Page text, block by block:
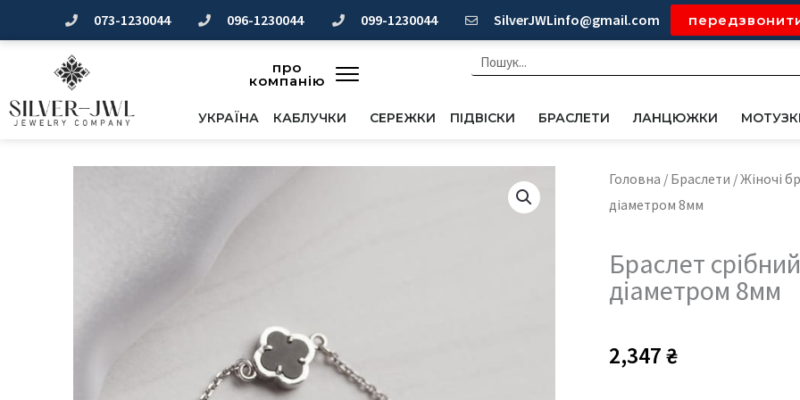
до
073-1230044 096-1230044 099-1230044 SilverJWLinfo@gmail.com
про
компанію
Пошук
УКРАЇНА КАБЛУЧКИ СЕРЕЖКИ ПІДВІСКИ БРАСЛЕТИ ЛАНЦЮЖКИ
Головна / Браслети /Жіночі
діаметром 8мм
Браслет
діаметром 8мм
2,347₴